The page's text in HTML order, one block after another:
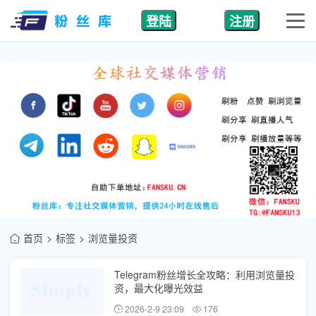
登陆 注册
首页 标签 浏览量投资
Telegram粉丝增长全攻略：利用浏览量投
资，最大化曝光效益
2026-2-9 23:09 176